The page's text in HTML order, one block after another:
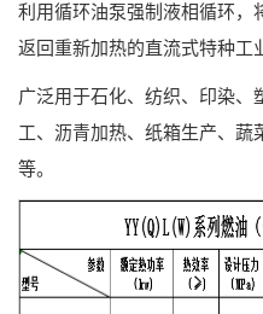
利用循环油泵强制液相循环，
返回重新加热的直流式特种工
广泛用于石化、纺织、印染、
工、沥青加热、纸箱生产、蔬
等。